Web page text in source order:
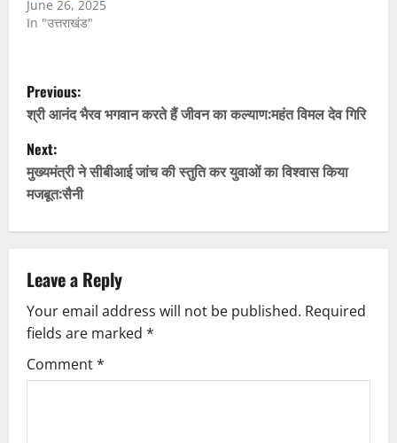
June 26, 2025
In "उत्तराखंड"
P
o
s
t
n
a
v
i
g
Previous:
श्री आनंद भैरव भगवान करते हैं जीवन का कल्याण:महंत विमल देव गिरि
Next:
मुख्यमंत्री ने सीबीआई जांच की स्तुति कर युवाओं का विश्वास किया
मजबूत:सैनी
Leave a Reply
Your email address will not be published. Required
fields are marked *
Comment*